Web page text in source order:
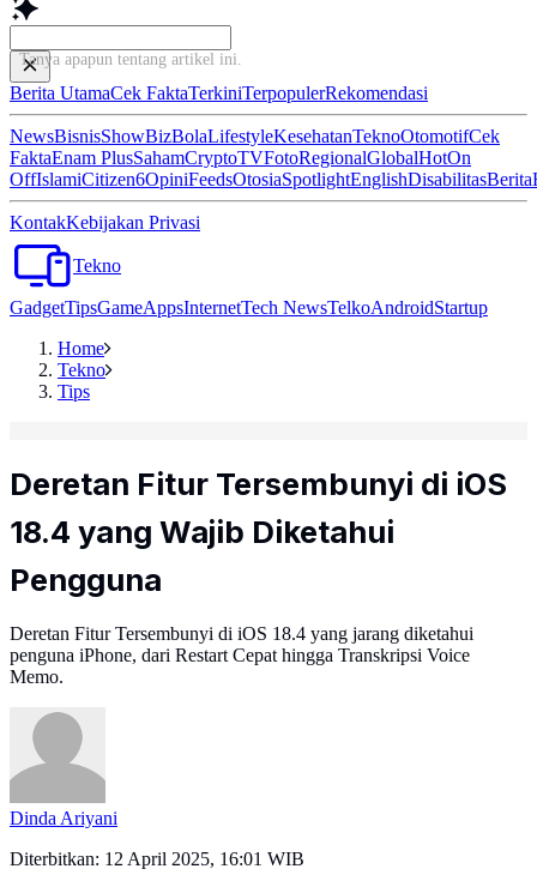
Tanya apapun tentang artikel ini...
Berita UtamaCek FaktaTerkiniTerpopulerRekomendasi
NewsBisnisShowBizBolaLifestyleKesehatanTeknoOtomotifCek
FaktaEnam PlusSahamCryptoTVFotoRegionalGlobalHotOn
OffIslamiCitizen6OpiniFeedsOtosiaSpotlightEnglishDisabilitasBerita
KontakKebijakan Privasi
Tekno
GadgetTipsGameAppsInternetTech NewsTelkoAndroidStartup
Home
Tekno
Tips
Deretan Fitur Tersembunyi di iOS
18.4 yang Wajib Diketahui
Pengguna
Deretan Fitur Tersembunyi di iOS 18.4 yang jarang diketahui
penguna iPhone, dari Restart Cepat hingga Transkripsi Voice
Memo.
Dinda Ariyani
Diterbitkan: 12 April 2025, 16:01 WIB